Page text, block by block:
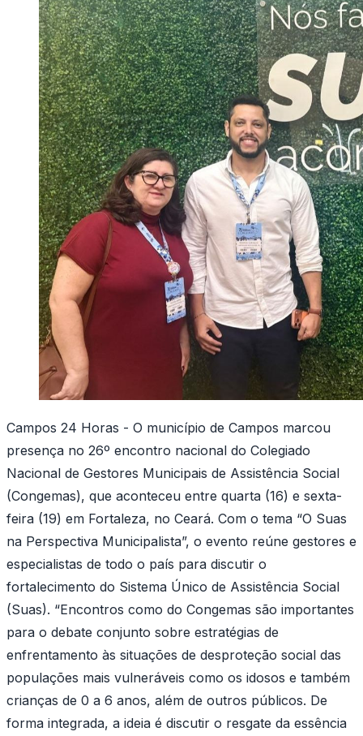
Campos 24 Horas - O município de Campos marcou
presença no 26º encontro nacional do Colegiado
Nacional de Gestores Municipais de Assistência Social
(Congemas), que aconteceu entre quarta (16) e sexta-
feira (19) em Fortaleza, no Ceará. Com o tema “O Suas
na Perspectiva Municipalista”, o evento reúne gestores e
especialistas de todo o país para discutir o
fortalecimento do Sistema Único de Assistência Social
(Suas). “Encontros como do Congemas são importantes
para o debate conjunto sobre estratégias de
enfrentamento às situações de desproteção social das
populações mais vulneráveis como os idosos e também
crianças de 0 a 6 anos, além de outros públicos. De
forma integrada, a ideia é discutir o resgate da essência